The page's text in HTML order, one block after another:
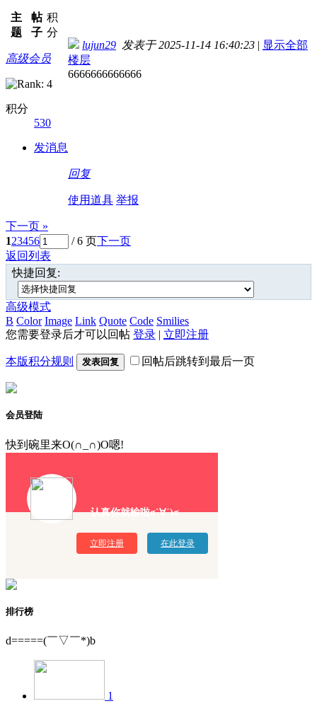
主
题
帖
子
积
分
高级会员
积分
530
发消息
lujun29 发表于 2025-11-14 16:40:23 | 显示全部
楼层
6666666666666
回复
使用道具 举报
下一页 »
123456 / 6 页下一页
返回列表
快捷回复:
高级模式
B Color Image Link Quote Code Smilies
您需要登录后才可以回帖 登录 | 立即注册
本版积分规则 发表回复 回帖后跳转到最后一页
会员登陆
快到碗里来O(∩_∩)O嗯!
认真你就输啦σ`∀´)σ
立即注册 在此登录
排行榜
d=====(￣▽￣*)b
1